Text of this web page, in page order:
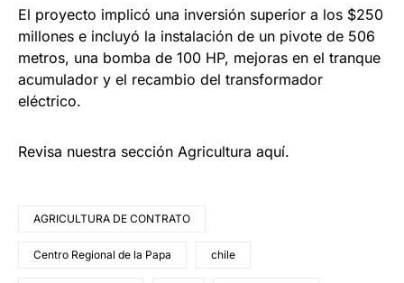
El proyecto implicó una inversión superior a los $250
millones e incluyó la instalación de un pivote de 506
metros, una bomba de 100 HP, mejoras en el tranque
acumulador y el recambio del transformador
eléctrico.
Revisa nuestra sección Agricultura aquí.
AGRICULTURA DE CONTRATO
Centro Regional de la Papa chile